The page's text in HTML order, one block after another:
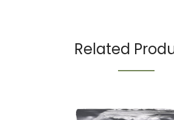
Related